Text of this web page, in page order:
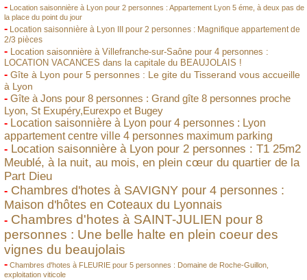
- Location saisonnière à Lyon pour 2 personnes : Appartement Lyon 5 éme, à deux pas de
la place du point du jour
- Location saisonnière à Lyon III pour 2 personnes : Magnifique appartement de
2/3 pièces
- Location saisonnière à Villefranche-sur-Saône pour 4 personnes :
LOCATION VACANCES dans la capitale du BEAUJOLAIS !
- Gîte à Lyon pour 5 personnes : Le gite du Tisserand vous accueille
à Lyon
- Gîte à Jons pour 8 personnes : Grand gîte 8 personnes proche
Lyon, St Exupéry,Eurexpo et Bugey
- Location saisonnière à Lyon pour 4 personnes : Lyon
appartement centre ville 4 personnes maximum parking
- Location saisonnière à Lyon pour 2 personnes : T1 25m2
Meublé, à la nuit, au mois, en plein cœur du quartier de la
Part Dieu
- Chambres d'hotes à SAVIGNY pour 4 personnes :
Maison d'hôtes en Coteaux du Lyonnais
- Chambres d'hotes à SAINT-JULIEN pour 8
personnes : Une belle halte en plein coeur des
vignes du beaujolais
- Chambres d'hotes à FLEURIE pour 5 personnes : Domaine de Roche-Guillon,
exploitation viticole